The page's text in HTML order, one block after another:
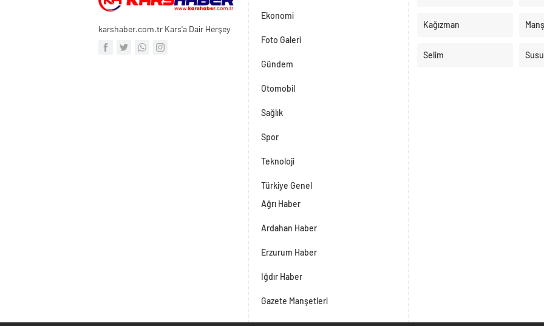
karshaber.com.tr Kars'a Dair Herşey
Ekonomi
Foto Galeri
Gündem
Otomobil
Sağlık
Spor
Teknoloji
Türkiye Genel
Ağrı Haber
Ardahan Haber
Erzurum Haber
Iğdır Haber
Gazete Manşetleri
Kağızman
Selim